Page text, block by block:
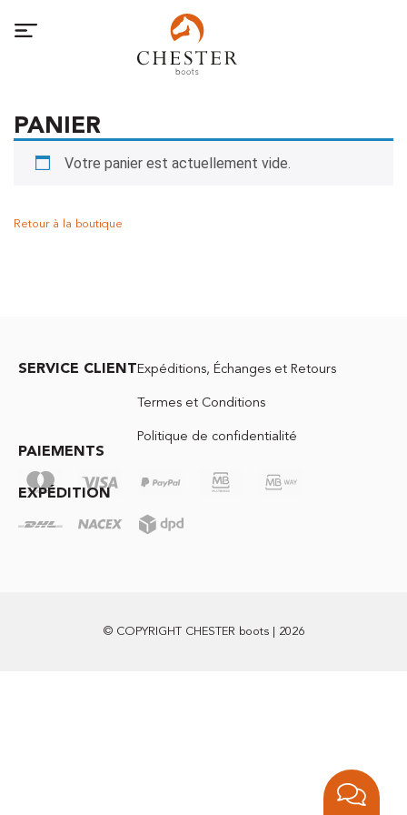
PANIER
Votre panier est actuellement vide.
Retour à la boutique
SERVICE CLIENT Expéditions, Échanges et Retours
Termes et Conditions
Politique de confidentialité
PAIEMENTS
EXPÉDITION
© COPYRIGHT CHESTER boots | 2026